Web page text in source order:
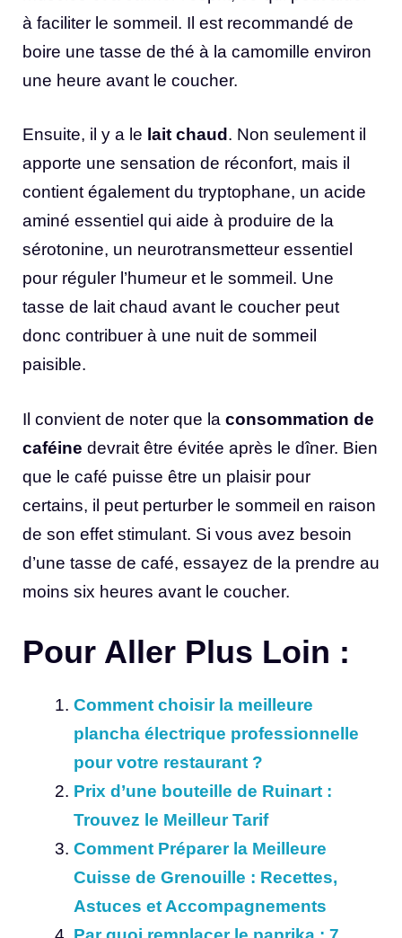
à faciliter le sommeil. Il est recommandé de
boire une tasse de thé à la camomille environ
une heure avant le coucher.
Ensuite, il y a le lait chaud . Non seulement il
apporte une sensation de réconfort, mais il
contient également du tryptophane, un acide
aminé essentiel qui aide à produire de la
sérotonine, un neurotransmetteur essentiel
pour réguler l’humeur et le sommeil. Une
tasse de lait chaud avant le coucher peut
donc contribuer à une nuit de sommeil
paisible.
Il convient de noter que la consommation de
caféine devrait être évitée après le dîner. Bien
que le café puisse être un plaisir pour
certains, il peut perturber le sommeil en raison
de son effet stimulant. Si vous avez besoin
d’une tasse de café, essayez de la prendre au
moins six heures avant le coucher.
Pour Aller Plus Loin :
Comment choisir la meilleure
plancha électrique professionnelle
pour votre restaurant ?
Prix d’une bouteille de Ruinart :
Trouvez le Meilleur Tarif
Comment Préparer la Meilleure
Cuisse de Grenouille : Recettes,
Astuces et Accompagnements